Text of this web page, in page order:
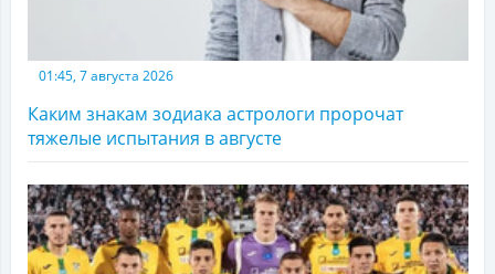
01:45, 7 августа 2026
Каким знакам зодиака астрологи пророчат
тяжелые испытания в августе